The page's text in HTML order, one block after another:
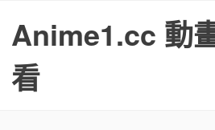
Anime1.cc 動
看